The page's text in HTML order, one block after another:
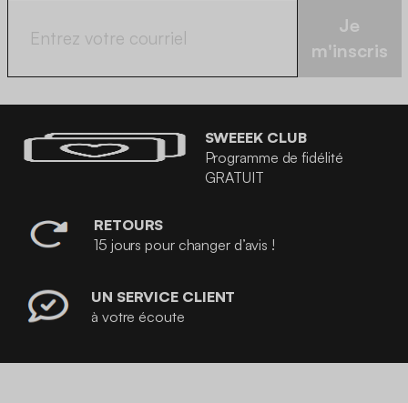
Je
m'inscris
SWEEEK CLUB
Programme de fidélité
GRATUIT
RETOURS
15 jours pour changer d’avis !
UN SERVICE CLIENT
à votre écoute